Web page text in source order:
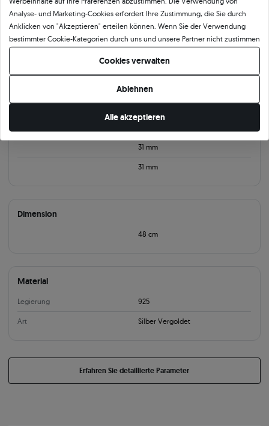
Halskette Halskette mit Onyx
Produktparameter:
31 mm
31 mm
Dimension
48 cm
Material
Legierung 925
Art Silber Vergoldet
Erfahren Sie detaillierte Parameter
Analyse- und Marketing-Cookies erfordert Ihre Zustimmung, die Sie durch
Anklicken von "Akzeptieren" erteilen können. Wenn Sie der Verwendung
bestimmter Cookie-Kategorien durch uns und unsere Partner nicht zustimmen
möchten, klicken Sie auf "Lassen Sie mich wählen" und bestimmen Sie Ihre
Präferenzen. Sie können Ihre Zustimmung jederzeit widerrufen, indem Sie
Ihre Cookie-Einstellungen ändern.
Cookies verwalten
Ablehnen
Alle akzeptieren